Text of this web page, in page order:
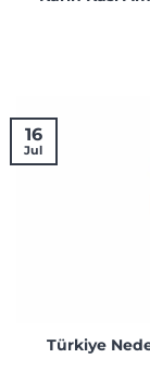
Türkiye
16
Jul